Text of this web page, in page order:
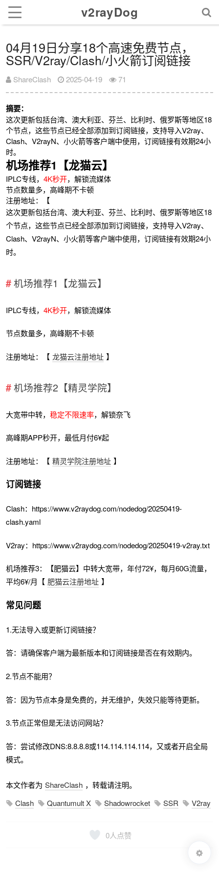
v2rayDog
04月19日分享18个高速免费节点，
SSR/V2ray/Clash/小火箭订阅链接
ShareClash 2025-04-19 71
摘要：
这次更新包括台湾、澳大利亚、芬兰、比利时、俄罗斯等地区18
个节点，这些节点已经全部添加到订阅链接，支持导入V2ray、
Clash、V2rayN、小火箭等客户端中使用，订阅链接有效期24小
时。
机场推荐1【龙猫云】
IPLC专线，4K秒开，解锁流媒体
节点数量多，高峰期不卡顿
注册地址：【
这次更新包括台湾、澳大利亚、芬兰、比利时、俄罗斯等地区18
个节点，这些节点已经全部添加到订阅链接，支持导入V2ray、
Clash、V2rayN、小火箭等客户端中使用，订阅链接有效期24小
时。
机场推荐1【龙猫云】
IPLC专线，4K秒开，解锁流媒体
节点数量多，高峰期不卡顿
注册地址：【 龙猫云注册地址 】
机场推荐2【精灵学院】
大宽带中转，稳定不限速率，解锁奈飞
高峰期APP秒开，最低月付6¥起
注册地址：【 精灵学院注册地址 】
订阅链接
Clash：https://www.v2raydog.com/nodedog/20250419-
clash.yaml
V2ray：https://www.v2raydog.com/nodedog/20250419-v2ray.txt
机场推荐3：【肥猫云】中转大宽带，年付72¥，每月60G流量，
平均6¥/月【 肥猫云注册地址 】
常见问题
1.无法导入或更新订阅链接？
答：请确保客户端为最新版本和订阅链接是否在有效期内。
2.节点不能用？
答：因为节点本身是免费的，并无维护，失效只能等待更新。
3.节点正常但是无法访问网站？
答：尝试修改DNS:8.8.8.8或114.114.114.114，又或者开启全局
模式。
本文作者为 ShareClash ，转载请注明。
Clash
Quantumult X Shadowrocket SSR V2ray
0人点赞